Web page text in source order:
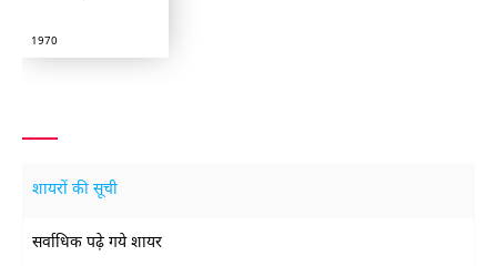
1970
शायरों की सूची
सर्वाधिक पढ़े गये शायर